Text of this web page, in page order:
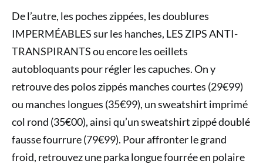
De l’autre, les poches zippées, les doublures
IMPERMÉABLES sur les hanches, LES ZIPS ANTI-
TRANSPIRANTS ou encore les oeillets
autobloquants pour régler les capuches. On y
retrouve des polos zippés manches courtes (29€99)
ou manches longues (35€99), un sweatshirt imprimé
col rond (35€00), ainsi qu’un sweatshirt zippé doublé
fausse fourrure (79€99). Pour affronter le grand
froid, retrouvez une parka longue fourrée en polaire